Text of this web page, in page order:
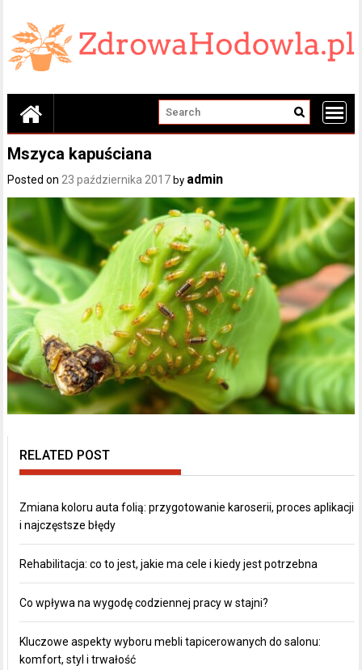
content
Mszyca kapuściana
Posted on23 października 2017 by admin
RELATED POST
Zmiana koloru auta folią: przygotowanie karoserii, proces aplikacji
i najczęstsze błędy
Rehabilitacja: co to jest, jakie ma cele i kiedy jest potrzebna
Co wpływa na wygodę codziennej pracy w stajni?
Kluczowe aspekty wyboru mebli tapicerowanych do salonu:
komfort, styl i trwałość